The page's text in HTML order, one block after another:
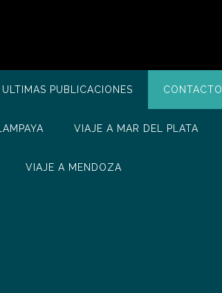
ULTIMAS PUBLICACIONES CONTACTO
VIAJE A MAR DEL PLATA
VIAJE A MENDOZA